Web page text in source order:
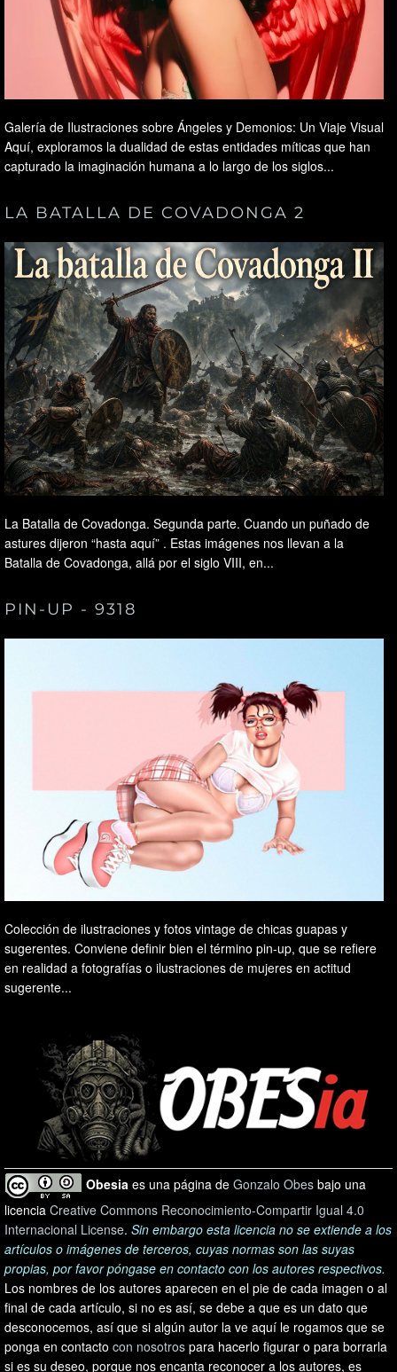
Galería de Ilustraciones sobre Ángeles y Demonios: Un Viaje Visual
Aquí, exploramos la dualidad de estas entidades míticas que han
capturado la imaginación humana a lo largo de los siglos...
LA BATALLA DE COVADONGA 2
La Batalla de Covadonga. Segunda parte. Cuando un puñado de
astures dijeron “hasta aquí” . Estas imágenes nos llevan a la
Batalla de Covadonga, allá por el siglo VIII, en...
PIN-UP - 9318
Colección de ilustraciones y fotos vintage de chicas guapas y
sugerentes. Conviene definir bien el término pin-up, que se refiere
en realidad a fotografías o ilustraciones de mujeres en actitud
sugerente...
Obesia es una página de Gonzalo Obes bajo una
licencia Creative Commons Reconocimiento-Compartir Igual 4.0
Internacional License. Sin embargo esta licencia no se extiende a los
artículos o imágenes de terceros, cuyas normas son las suyas
propias, por favor póngase en contacto con los autores respectivos.
Los nombres de los autores aparecen en el pie de cada imagen o al
final de cada artículo, si no es así, se debe a que es un dato que
desconocemos, así que si algún autor la ve aquí le rogamos que se
ponga en contacto con nosotros para hacerlo figurar o para borrarla
si es su deseo, porque nos encanta reconocer a los autores, es